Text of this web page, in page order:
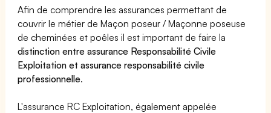
Afin de comprendre les assurances permettant de
couvrir le métier de Maçon poseur / Maçonne poseuse
de cheminées et poêles il est important de faire la
distinction entre assurance Responsabilité Civile
Exploitation et assurance responsabilité civile
professionnelle.
L'assurance RC Exploitation, également appelée